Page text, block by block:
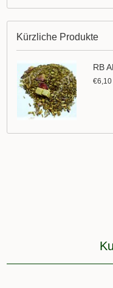
Kürzliche Produkte
RB